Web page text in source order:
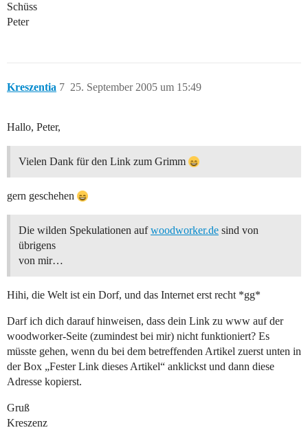
Schüss
Peter
Kreszentia 25. September 2005 um 15:49
7
Hallo, Peter,
Vielen Dank für den Link zum Grimm
gern geschehen
Die wilden Spekulationen aufwoodworker.de sind von
übrigens
von mir…
Hihi, die Welt ist ein Dorf, und das Internet erst recht *gg*
Darf ich dich darauf hinweisen, dass dein Link zu www auf der
woodworker-Seite (zumindest bei mir) nicht funktioniert? Es
müsste gehen, wenn du bei dem betreffenden Artikel zuerst unten in
der Box „Fester Link dieses Artikel“ anklickst und dann diese
Adresse kopierst.
Gruß
Kreszenz